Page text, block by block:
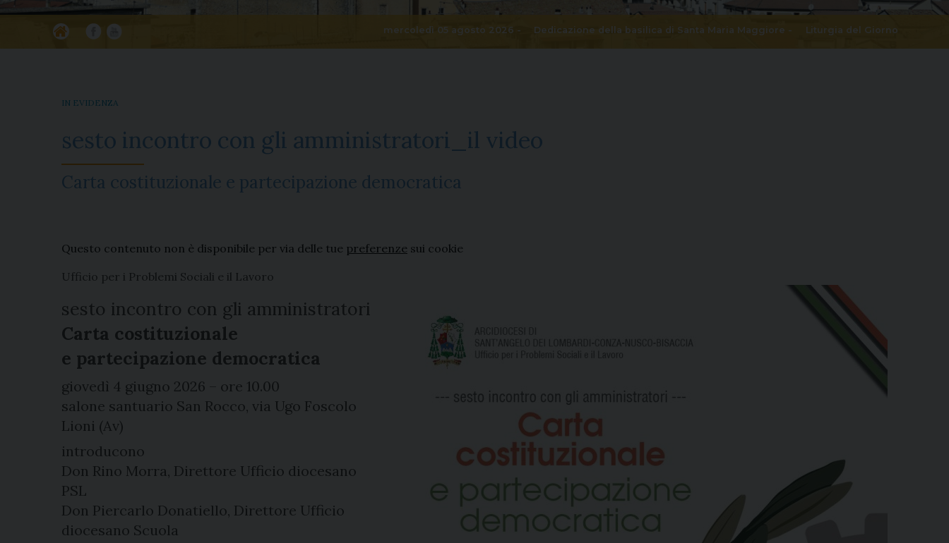
Ho
m
Fa
ce
Yo
ut
mercoledì 05 agosto 2026 - Dedicazione della basilica di Santa Maria Maggiore - Liturgia del Giorno
IN EVIDENZA
sesto incontro con gli amministratori_il video
Carta costituzionale e partecipazione democratica
Questo contenuto non è disponibile per via delle tue preferenze sui cookie
Ufficio per i Problemi Sociali e il Lavoro
sesto incontro con gli amministratori
Carta costituzionale
e partecipazione democratica
giovedì 4 giugno 2026 – ore 10.00
salone santuario San Rocco, via Ugo Foscolo
Lioni (Av)
introducono
Don Rino Morra, Direttore Ufficio diocesano
PSL
Don Piercarlo Donatiello, Direttore Ufficio
diocesano Scuola